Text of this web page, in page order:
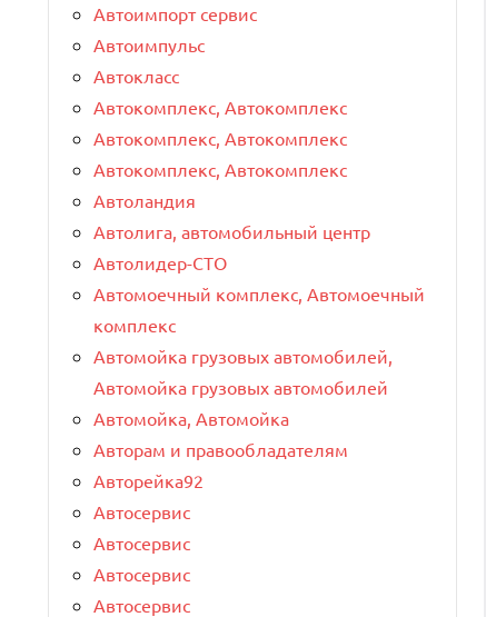
Автоимпорт сервис
Автоимпульс
Автокласс
Автокомплекс, Автокомплекс
Автокомплекс, Автокомплекс
Автокомплекс, Автокомплекс
Автоландия
Автолига, автомобильный центр
Автолидер-СТО
Автомоечный комплекс, Автомоечный
комплекс
Автомойка грузовых автомобилей,
Автомойка грузовых автомобилей
Автомойка, Автомойка
Авторам и правообладателям
Авторейка92
Автосервис
Автосервис
Автосервис
Автосервис